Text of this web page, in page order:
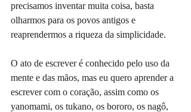
precisamos inventar muita coisa, basta
olharmos para os povos antigos e
reaprendermos a riqueza da simplicidade.
O ato de escrever é conhecido pelo uso da
mente e das mãos, mas eu quero aprender a
escrever com o coração, assim como os
yanomami, os tukano, os bororo, os nagô,